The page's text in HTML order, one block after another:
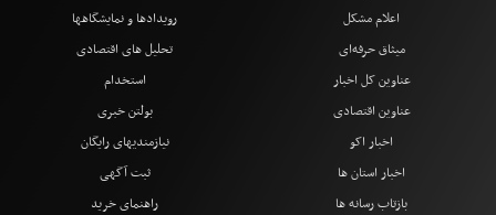
اعلام مشکل
میثاق حرفه‌ای
رویدادها و نمایشگاهها
تحلیل های اقتصادی
عناوین کل اخبار
عناوین اقتصادی
اخبار اکو
اخبار استان ها
بازتاب رسانه ها
استخدام
بولتن خبری
نیازمندیهای رایگان
ثبت آگهی
راهنمای خرید